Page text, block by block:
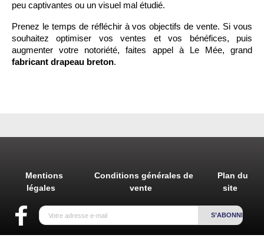
peu captivantes ou un visuel mal étudié.
Prenez le temps de réfléchir à vos objectifs de vente. Si vous
souhaitez optimiser vos ventes et vos bénéfices, puis
fabricant drapeau breton.
Mentions
légales
Conditions générales de
vente
Plan du
site